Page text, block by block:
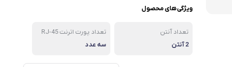
ویژگی‌های محصول
تعداد آنتن
2 آنتن
تعداد پورت اترنت RJ-45
سه عدد